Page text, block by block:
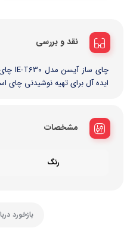
نقد و بررسی
ایده آل برای تهیه نوشیدنی
مشخصات
رنگ
بازخورد